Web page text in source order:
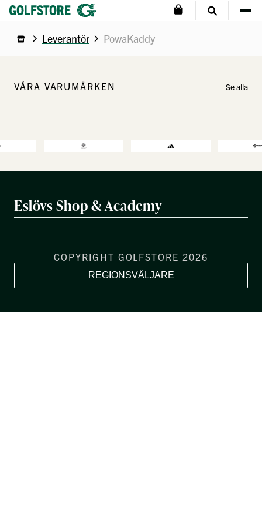
Leverantör PowaKaddy
VÅRA VARUMÄRKEN Se alla
Eslövs Shop & Academy
COPYRIGHT GOLFSTORE 2026
REGIONSVÄLJARE